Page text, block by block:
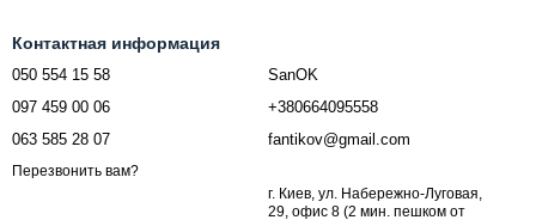
Контактная информация
050 554 15 58
097 459 00 06
063 585 28 07
Перезвонить вам?
SanOK
+380664095558
fantikov@gmail.com
г. Киев, ул. Набережно-Луговая,
29, офис 8 (2 мин. пешком от